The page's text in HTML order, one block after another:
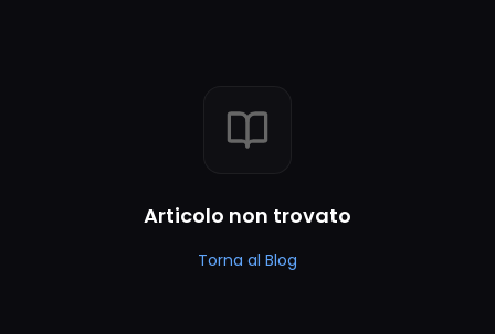
Articolo non trovato
Torna al Blog